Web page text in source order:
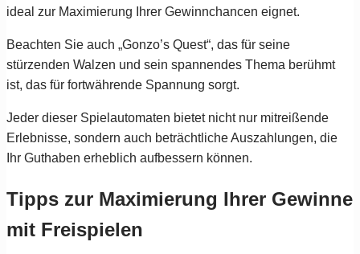
ideal zur Maximierung Ihrer Gewinnchancen eignet.
Beachten Sie auch „Gonzo’s Quest“, das für seine
stürzenden Walzen und sein spannendes Thema berühmt
ist, das für fortwährende Spannung sorgt.
Jeder dieser Spielautomaten bietet nicht nur mitreißende
Erlebnisse, sondern auch beträchtliche Auszahlungen, die
Ihr Guthaben erheblich aufbessern können.
Tipps zur Maximierung Ihrer Gewinne
mit Freispielen